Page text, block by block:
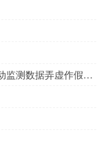
三部门联合发布依法严惩重点排污单位自动监测数据弄虚作假犯罪典型案例